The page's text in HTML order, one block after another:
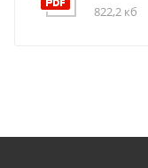
822,2 кб